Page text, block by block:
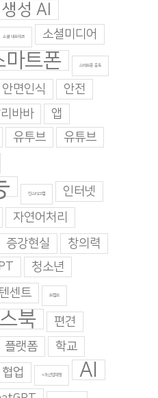
생성 AI
소셜 네트워크 소셜미디어
마트폰 스마트폰 중독
안면인식 안전
바바
앱
유투브
유튜브
인스타그램
인터넷
자연어처리
증강현실 창의력
청소년
텐센트 트럼프
북 편견
플랫폼
학교
협업 4차산업혁명 AI